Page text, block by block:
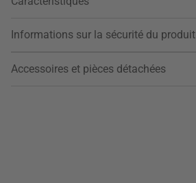
Informations sur la sécurité du produit
Accessoires et pièces détachées